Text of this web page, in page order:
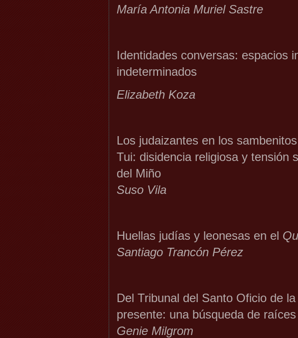
María Antonia Muriel Sastre
Identidades conversas: espacios
indeterminados
Elizabeth Koza
Los judaizantes en los
Tui: disidencia religiosa y tensión
del Miño
Suso Vila
Huellas judías y leonesas en el
Santiago Trancón Pérez
Del Tribunal del Santo Oficio de
presente: una búsqueda de
Genie Milgrom